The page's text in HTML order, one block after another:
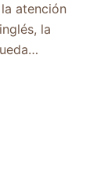
atención
la